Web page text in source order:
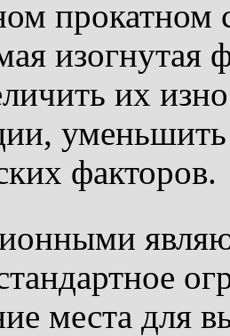
прокатном
их
факторов.
места для